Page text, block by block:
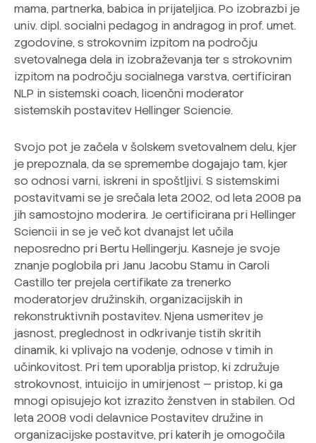
mama, partnerka, babica in prijateljica. Po izobrazbi je
univ. dipl. socialni pedagog in andragog in prof. umet.
zgodovine, s strokovnim izpitom na področju
svetovalnega dela in izobraževanja ter s strokovnim
izpitom na področju socialnega varstva, certificiran
NLP in sistemski coach, licenčni moderator
sistemskih postavitev Hellinger Sciencie.
Svojo pot je začela v šolskem svetovalnem delu, kjer
je prepoznala, da se spremembe dogajajo tam, kjer
so odnosi varni, iskreni in spoštljivi. S sistemskimi
postavitvami se je srečala leta 2002, od leta 2008 pa
jih samostojno moderira. Je certificirana pri Hellinger
Sciencii in se je več kot dvanajst let učila
neposredno pri Bertu Hellingerju. Kasneje je svoje
znanje poglobila pri Janu Jacobu Stamu in Caroli
Castillo ter prejela certifikate za trenerko
moderatorjev družinskih, organizacijskih in
rekonstruktivnih postavitev. Njena usmeritev je
jasnost, preglednost in odkrivanje tistih skritih
dinamik, ki vplivajo na vodenje, odnose v timih in
učinkovitost. Pri tem uporablja pristop, ki združuje
strokovnost, intuicijo in umirjenost — pristop, ki ga
mnogi opisujejo kot izrazito ženstven in stabilen. Od
leta 2008 vodi delavnice Postavitev družine in
organizacijske postavitve, pri katerih je omogočila